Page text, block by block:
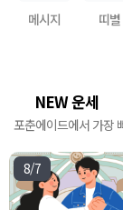
메시지 띠별
NEW 운세
포춘에이드에서 가장
8/7